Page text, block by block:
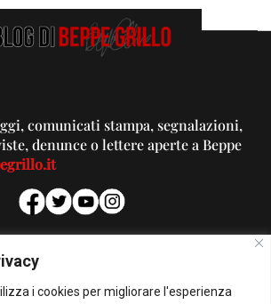
i cookies per migliorare l'esperienza
comunicati stampa, segnalazioni,
denunce o lettere aperte a Beppe
PUBBLICITA'
Per la tua pubblicità su questo Blog:
pubblicita@beppegrillo.it